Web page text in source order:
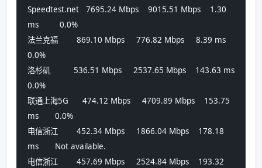
Speedtest.net   7695.24 Mbps    9015.51 Mbps    1.30
ms         0.0%
法兰克福        869.10 Mbps     776.82 Mbps     8.39 ms
0.0%
洛杉矶          536.51 Mbps     2537.65 Mbps    143.63 ms
0.0%
联通上海5G      474.12 Mbps     4709.89 Mbps    153.75
ms       0.0%
电信浙江        452.34 Mbps     1866.04 Mbps    178.18
ms       Not available.
电信浙江        457.69 Mbps     2524.84 Mbps    193.32